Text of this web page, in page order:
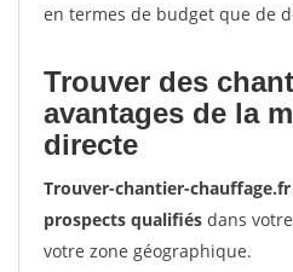
en termes de budget que de
Trouver des
avantages de la
directe
Trouver-chantier-chauffage.fr
prospects qualifiés dans
votre zone géographique.